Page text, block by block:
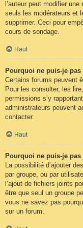
l’auteur peut modifier
seuls les modérateurs et
supprimer. Ceci pour
cours de sondage.
Haut
Pourquoi ne puis-je
Certains forums peuvent
Pour les consulter, les
permissions s’y
administrateurs peuvent
contacter.
Haut
Pourquoi ne puis-je
La possibilité d’ajouter
par groupe, ou par
l’ajout de fichiers joints
être que seul un groupe
vous ne savez pas
sur un forum.